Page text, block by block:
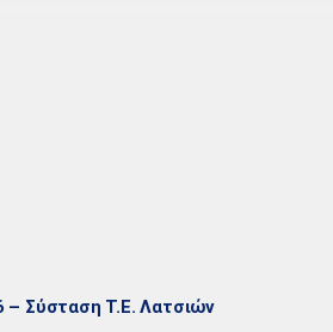
– Σύσταση Τ.Ε. Λατσιών